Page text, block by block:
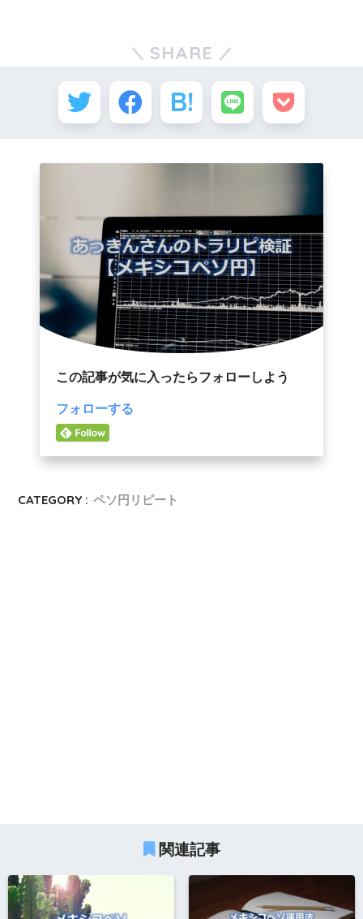
SHARE
この記事が気に入ったらフォローしよう
フォローする
CATEGORY : ペソ円リピート
関連記事